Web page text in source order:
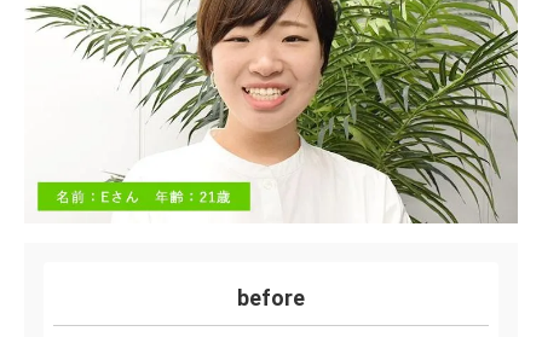
before